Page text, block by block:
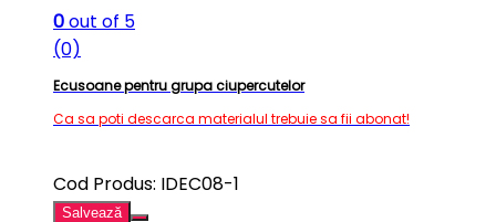
0out of 5
(0)
Ecusoane pentru grupa ciupercutelor
Ca sa poti descarca materialul trebuie sa fii abonat!
Cod Produs: IDEC08-1
Salvează